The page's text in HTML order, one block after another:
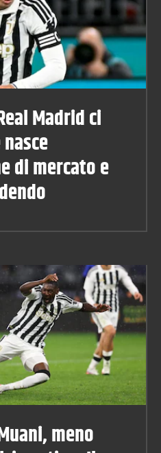
Madrid ci
di mercato e
meno